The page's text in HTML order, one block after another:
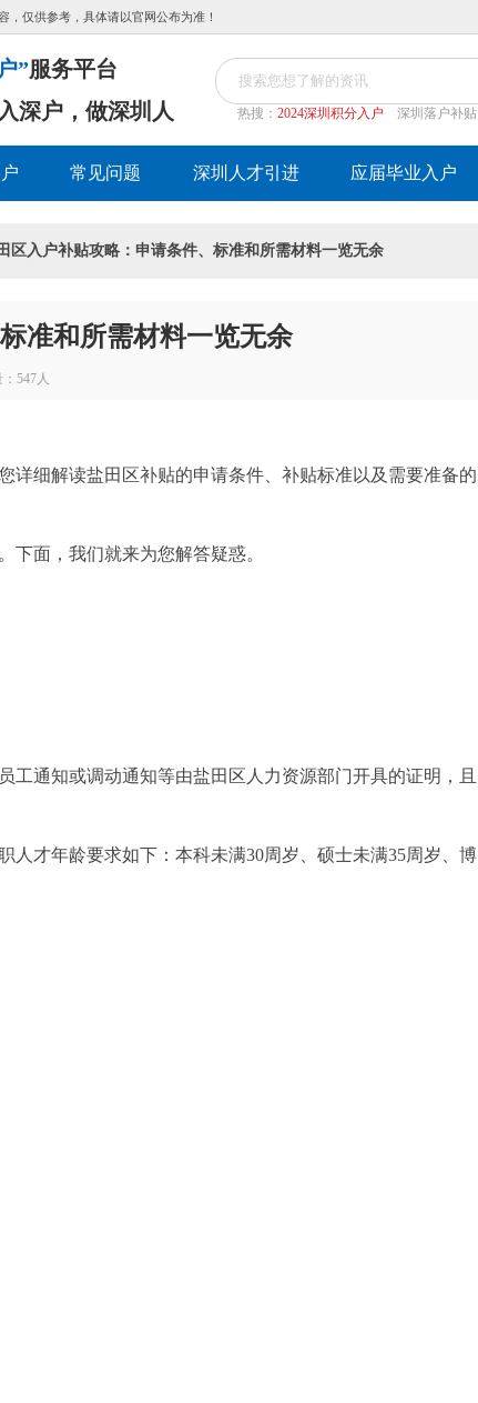
仅供参考，具体请以官网公布为准！
”服务平台
深户，做深圳人
热搜： 2024深圳积分入户 深圳落户补贴
常见问题 深圳人才引进 应届毕业入户
区入户补贴攻略：申请条件、标准和所需材料一览无余
准和所需材料一览无余
：547人
详细解读盐田区补贴的申请条件、补贴标准以及需要准备的
下面，我们就来为您解答疑惑。
工通知或调动通知等由盐田区人力资源部门开具的证明，且
人才年龄要求如下：本科未满30周岁、硕士未满35周岁、博